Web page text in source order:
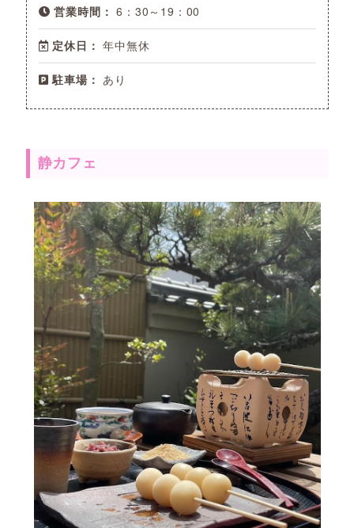
営業時間： 6：30～19：00
定休日： 年中無休
駐車場： あり
静カフェ